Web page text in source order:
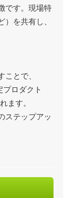
です。現場特
を共有し、
とで、
ロダクト
ます。
ステップアッ